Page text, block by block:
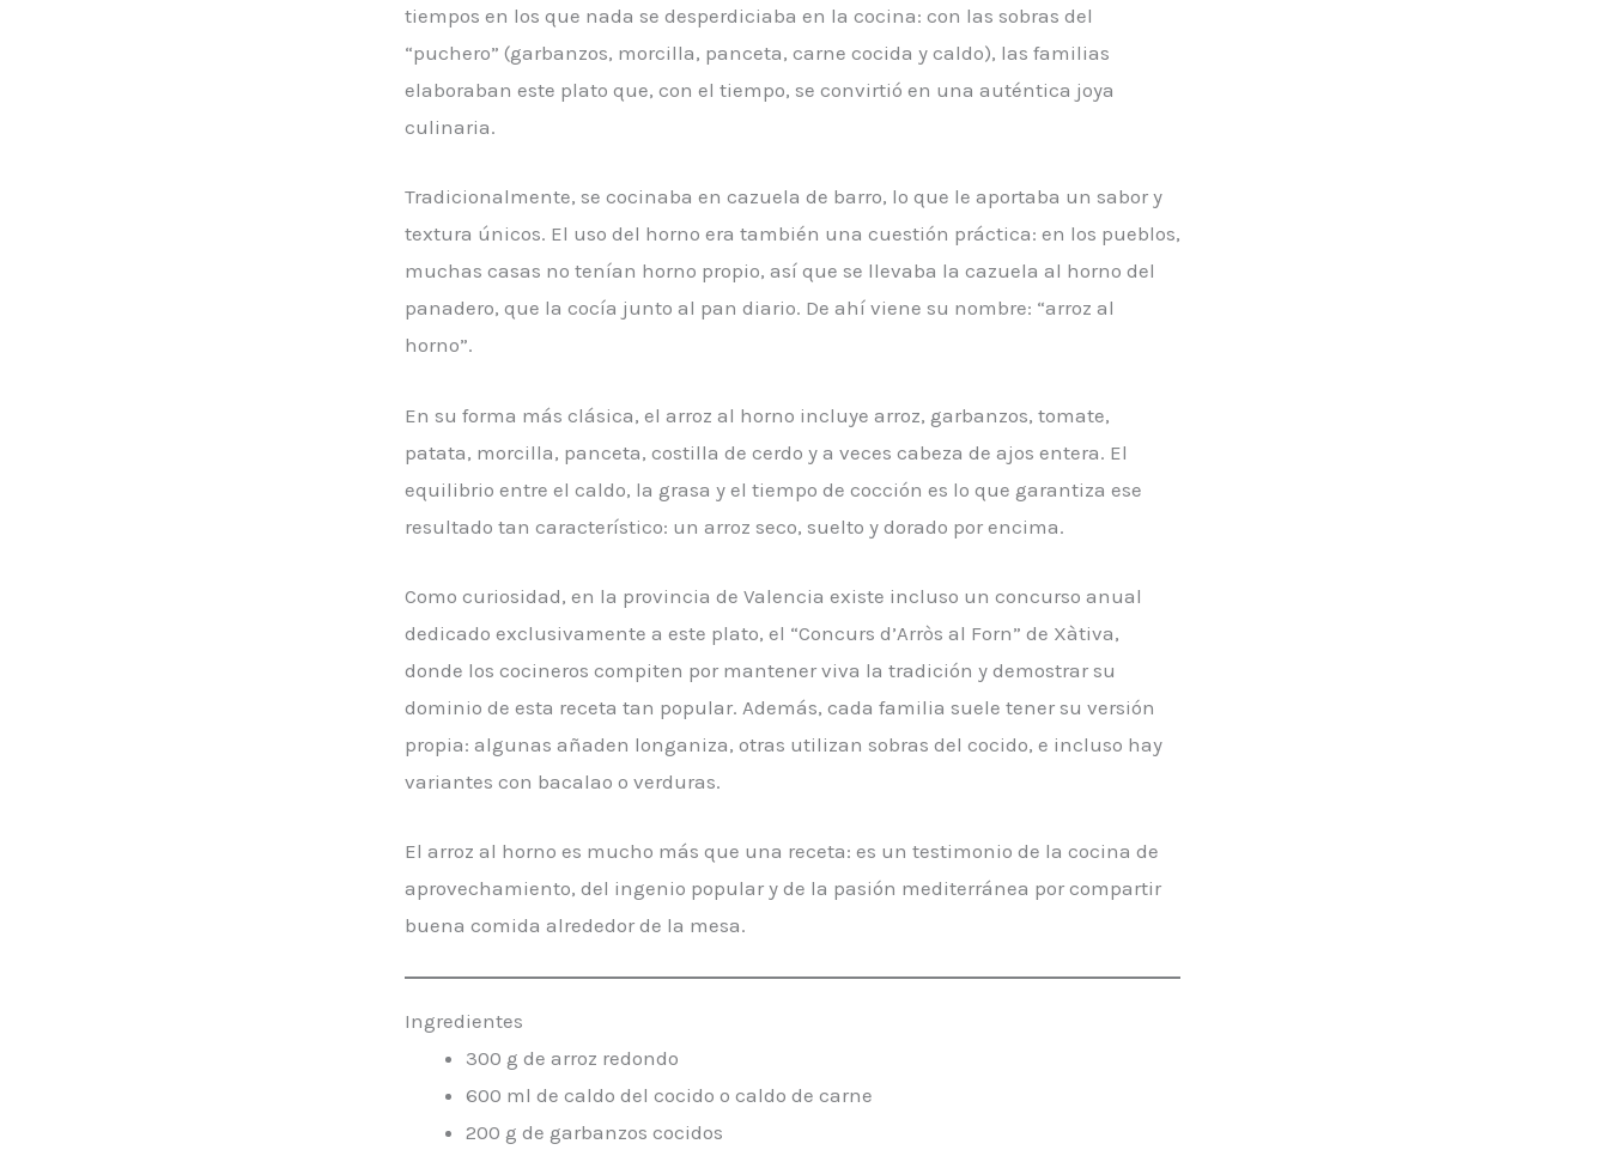
tiempos en los que nada se desperdiciaba en la cocina: con las sobras del
“puchero” (garbanzos, morcilla, panceta, carne cocida y caldo), las familias
elaboraban este plato que, con el tiempo, se convirtió en una auténtica joya
culinaria.
Tradicionalmente, se cocinaba en cazuela de barro, lo que le aportaba un sabor y
textura únicos. El uso del horno era también una cuestión práctica: en los pueblos,
muchas casas no tenían horno propio, así que se llevaba la cazuela al horno del
panadero, que la cocía junto al pan diario. De ahí viene su nombre: “arroz al
horno”.
En su forma más clásica, el arroz al horno incluye arroz, garbanzos, tomate,
patata, morcilla, panceta, costilla de cerdo y a veces cabeza de ajos entera. El
equilibrio entre el caldo, la grasa y el tiempo de cocción es lo que garantiza ese
resultado tan característico: un arroz seco, suelto y dorado por encima.
Como curiosidad, en la provincia de Valencia existe incluso un concurso anual
dedicado exclusivamente a este plato, el “Concurs d’Arròs al Forn” de Xàtiva,
donde los cocineros compiten por mantener viva la tradición y demostrar su
dominio de esta receta tan popular. Además, cada familia suele tener su versión
propia: algunas añaden longaniza, otras utilizan sobras del cocido, e incluso hay
variantes con bacalao o verduras.
El arroz al horno es mucho más que una receta: es un testimonio de la cocina de
aprovechamiento, del ingenio popular y de la pasión mediterránea por compartir
buena comida alrededor de la mesa.
Ingredientes
300 g de arroz redondo
600 ml de caldo del cocido o caldo de carne
200 g de garbanzos cocidos